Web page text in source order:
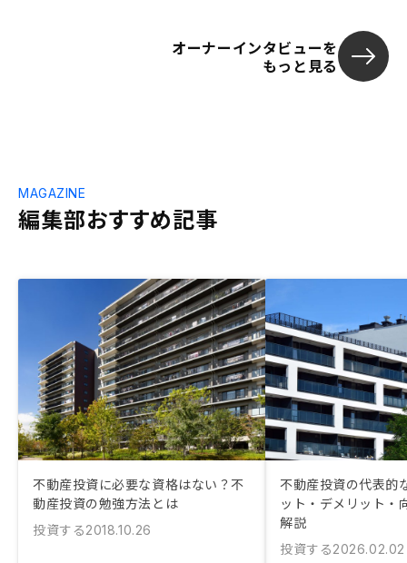
オーナーインタビューを
もっと見る
編集部おすすめ記事
MAGAZINE
不動産投資に必要な資格はない？不
動産投資の勉強方法とは
投資する2018.10.26
不動産投資の代表的
ット・デメリット・
解説
投資する2026.02.02